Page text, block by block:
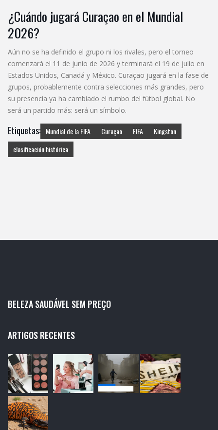
¿Cuándo jugará Curaçao en el Mundial
2026?
Aún no se ha definido el grupo ni los rivales, pero el torneo
comenzará el 11 de junio de 2026 y terminará el 19 de julio en
Estados Unidos, Canadá y México. Curaçao jugará en la fase de
grupos, probablemente contra selecciones más grandes, pero
su presencia ya ha cambiado el rumbo del fútbol global. No
será un partido más: será un símbolo.
Etiquetas: Mundial de la FIFA Curaçao FIFA
Kingston
clasificación histórica
BELEZA SAUDÁVEL SEM PREÇO
ARTIGOS RECENTES